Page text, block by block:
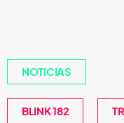
NOTICIAS
BLINK 182